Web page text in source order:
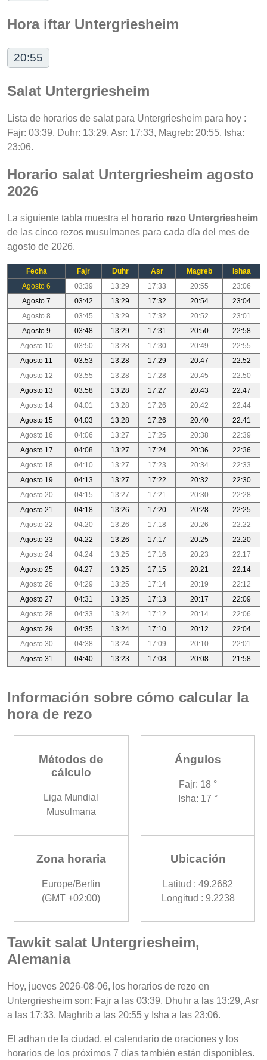
Hora iftar Untergriesheim
20:55
Salat Untergriesheim
Lista de horarios de salat para Untergriesheim para hoy :
Fajr: 03:39, Duhr: 13:29, Asr: 17:33, Magreb: 20:55, Isha:
23:06.
Horario salat Untergriesheim agosto
2026
La siguiente tabla muestra el
horario rezo Untergriesheim
de las cinco rezos musulmanes para cada día del mes de
agosto de 2026.
Fecha Fajr Duhr Asr Magreb
Ishaa
Agosto 6
03:39 13:29 17:33 20:55
23:06
Agosto 7
03:42 13:29 17:32 20:54
23:04
Agosto 8
03:45 13:29 17:32 20:52
23:01
Agosto 9
03:48 13:29 17:31 20:50
22:58
Agosto 10
03:50 13:28 17:30 20:49
22:55
Agosto 11
03:53 13:28 17:29 20:47
22:52
Agosto 12
03:55 13:28 17:28 20:45
22:50
Agosto 13
03:58 13:28 17:27 20:43
22:47
Agosto 14
04:01 13:28 17:26 20:42
22:44
Agosto 15
04:03 13:28 17:26 20:40
22:41
Agosto 16
04:06 13:27 17:25 20:38
22:39
Agosto 17
04:08 13:27 17:24 20:36
22:36
Agosto 18
04:10 13:27 17:23 20:34
22:33
Agosto 19
04:13 13:27 17:22 20:32
22:30
Agosto 20
04:15 13:27 17:21 20:30
22:28
Agosto 21
04:18 13:26 17:20 20:28
22:25
Agosto 22
04:20 13:26 17:18 20:26
22:22
Agosto 23
04:22 13:26 17:17 20:25
22:20
Agosto 24
04:24 13:25 17:16 20:23
22:17
Agosto 25
04:27 13:25 17:15 20:21
22:14
Agosto 26
04:29 13:25 17:14 20:19
22:12
Agosto 27
04:31 13:25 17:13 20:17
22:09
Agosto 28
04:33 13:24 17:12 20:14
22:06
Agosto 29
04:35 13:24 17:10 20:12
22:04
Agosto 30
04:38 13:24 17:09 20:10
22:01
Agosto 31
04:40 13:23 17:08 20:08 21:58
Información sobre cómo calcular la
hora de rezo
Métodos de
cálculo
Liga Mundial
Musulmana
Ángulos
Fajr: 18 °
Isha: 17 °
Zona horaria
Europe/Berlin
(GMT +02:00)
Ubicación
Latitud : 49.2682
Longitud : 9.2238
Tawkit salat Untergriesheim,
Alemania
Hoy, jueves 2026-08-06, los horarios de rezo en
Untergriesheim son: Fajr a las 03:39, Dhuhr a las 13:29, Asr
a las 17:33, Maghrib a las 20:55 y Isha a las 23:06.
El adhan de la ciudad, el calendario de oraciones y los
horarios de los próximos 7 días también están disponibles.